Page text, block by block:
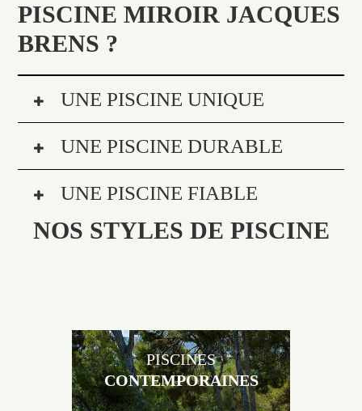
PISCINE MIROIR JACQUES
BRENS ?
UNE PISCINE UNIQUE
UNE PISCINE DURABLE
UNE PISCINE FIABLE
NOS STYLES DE PISCINE
PISCINES
CONTEMPORAINES